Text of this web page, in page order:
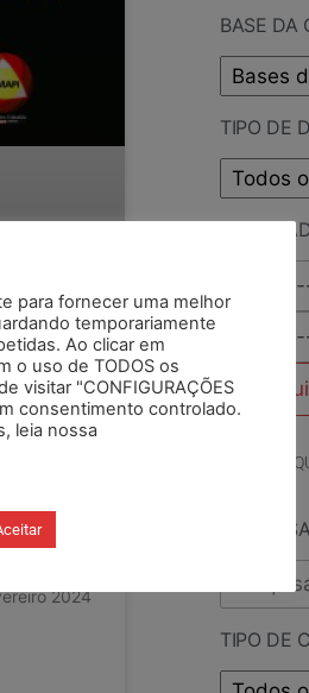
debater
2024
BASE DA
TIPO DE
TIPO DE
para fornecer uma melhor
temporariamente
Ao clicar em
o uso de TODOS os
visitar "CONFIGURAÇÕES
consentimento controlado.
leia nossa